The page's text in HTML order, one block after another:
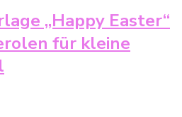
„Happy Easter“
für kleine